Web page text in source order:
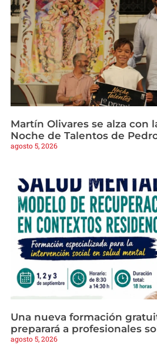
Martín Olivares se alza con
Noche de Talentos de
agosto 5, 2026
Una nueva formación
preparará a profesionales
agosto 5, 2026